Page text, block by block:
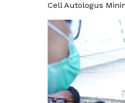
Cell Autologus